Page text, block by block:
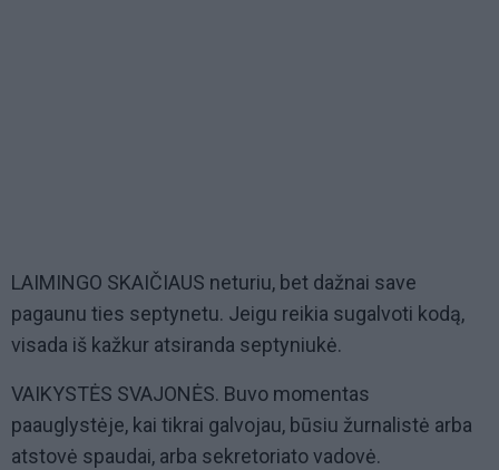
LAIMINGO SKAIČIAUS neturiu, bet dažnai save
pagaunu ties septynetu. Jeigu reikia sugalvoti kodą,
visada iš kažkur atsiranda septyniukė.
VAIKYSTĖS SVAJONĖS. Buvo momentas
paauglystėje, kai tikrai galvojau, būsiu žurnalistė arba
atstovė spaudai, arba sekretoriato vadovė.